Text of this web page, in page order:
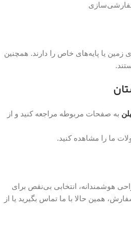
سفارشی‌سازی
یا پایه‌های خاص را دارند. همچنین
به صفحات مربوطه مراجعه کنید و از
ما را مشاهده کنید.
طراحی هوشمندانه، انتخابی بی‌نقص برای
همین حالا با ما تماس بگیرید یا از